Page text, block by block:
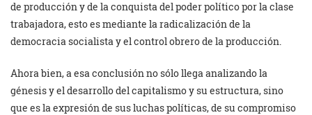
de producción y de la conquista del poder político por la clase
trabajadora, esto es mediante la radicalización de la
democracia socialista y el control obrero de la producción.
Ahora bien, a esa conclusión no sólo llega analizando la
génesis y el desarrollo del capitalismo y su estructura, sino
que es la expresión de sus luchas políticas, de su compromiso